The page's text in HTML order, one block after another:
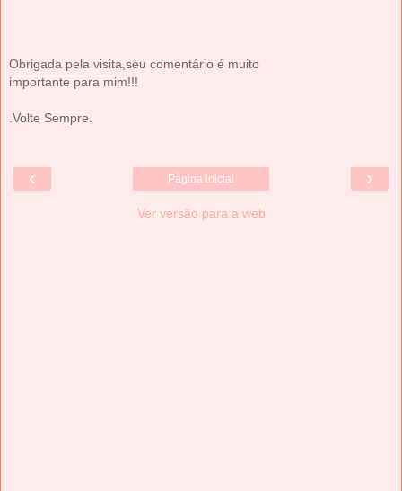
Obrigada pela visita,seu comentário é muito
importante para mim!!!
.Volte Sempre.
‹ ›
Página inicial
Ver versão para a web